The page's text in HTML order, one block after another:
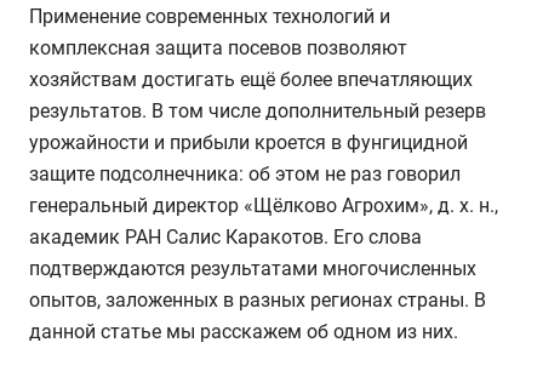
Применение современных технологий и
комплексная защита посевов позволяют
хозяйствам достигать ещё более впечатляющих
результатов. В том числе дополнительный резерв
урожайности и прибыли кроется в фунгицидной
защите подсолнечника: об этом не раз говорил
генеральный директор «Щёлково Агрохим», д. х. н.,
академик РАН Салис Каракотов. Его слова
подтверждаются результатами многочисленных
опытов, заложенных в разных регионах страны. В
данной статье мы расскажем об одном из них.